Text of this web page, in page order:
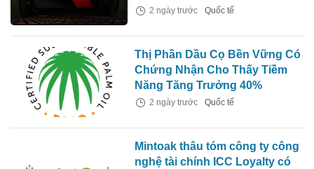
2 ngày trước Quốc tế
Thị Phần Dầu Cọ Bền Vững Có
Chứng Nhận Cho Thấy Tiềm
Năng Tăng Trưởng 40%
2 ngày trước Quốc tế
Mintoak thâu tóm công ty công
nghệ tài chính ICC Loyalty có